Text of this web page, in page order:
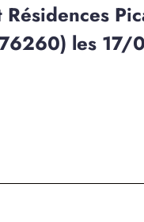
les